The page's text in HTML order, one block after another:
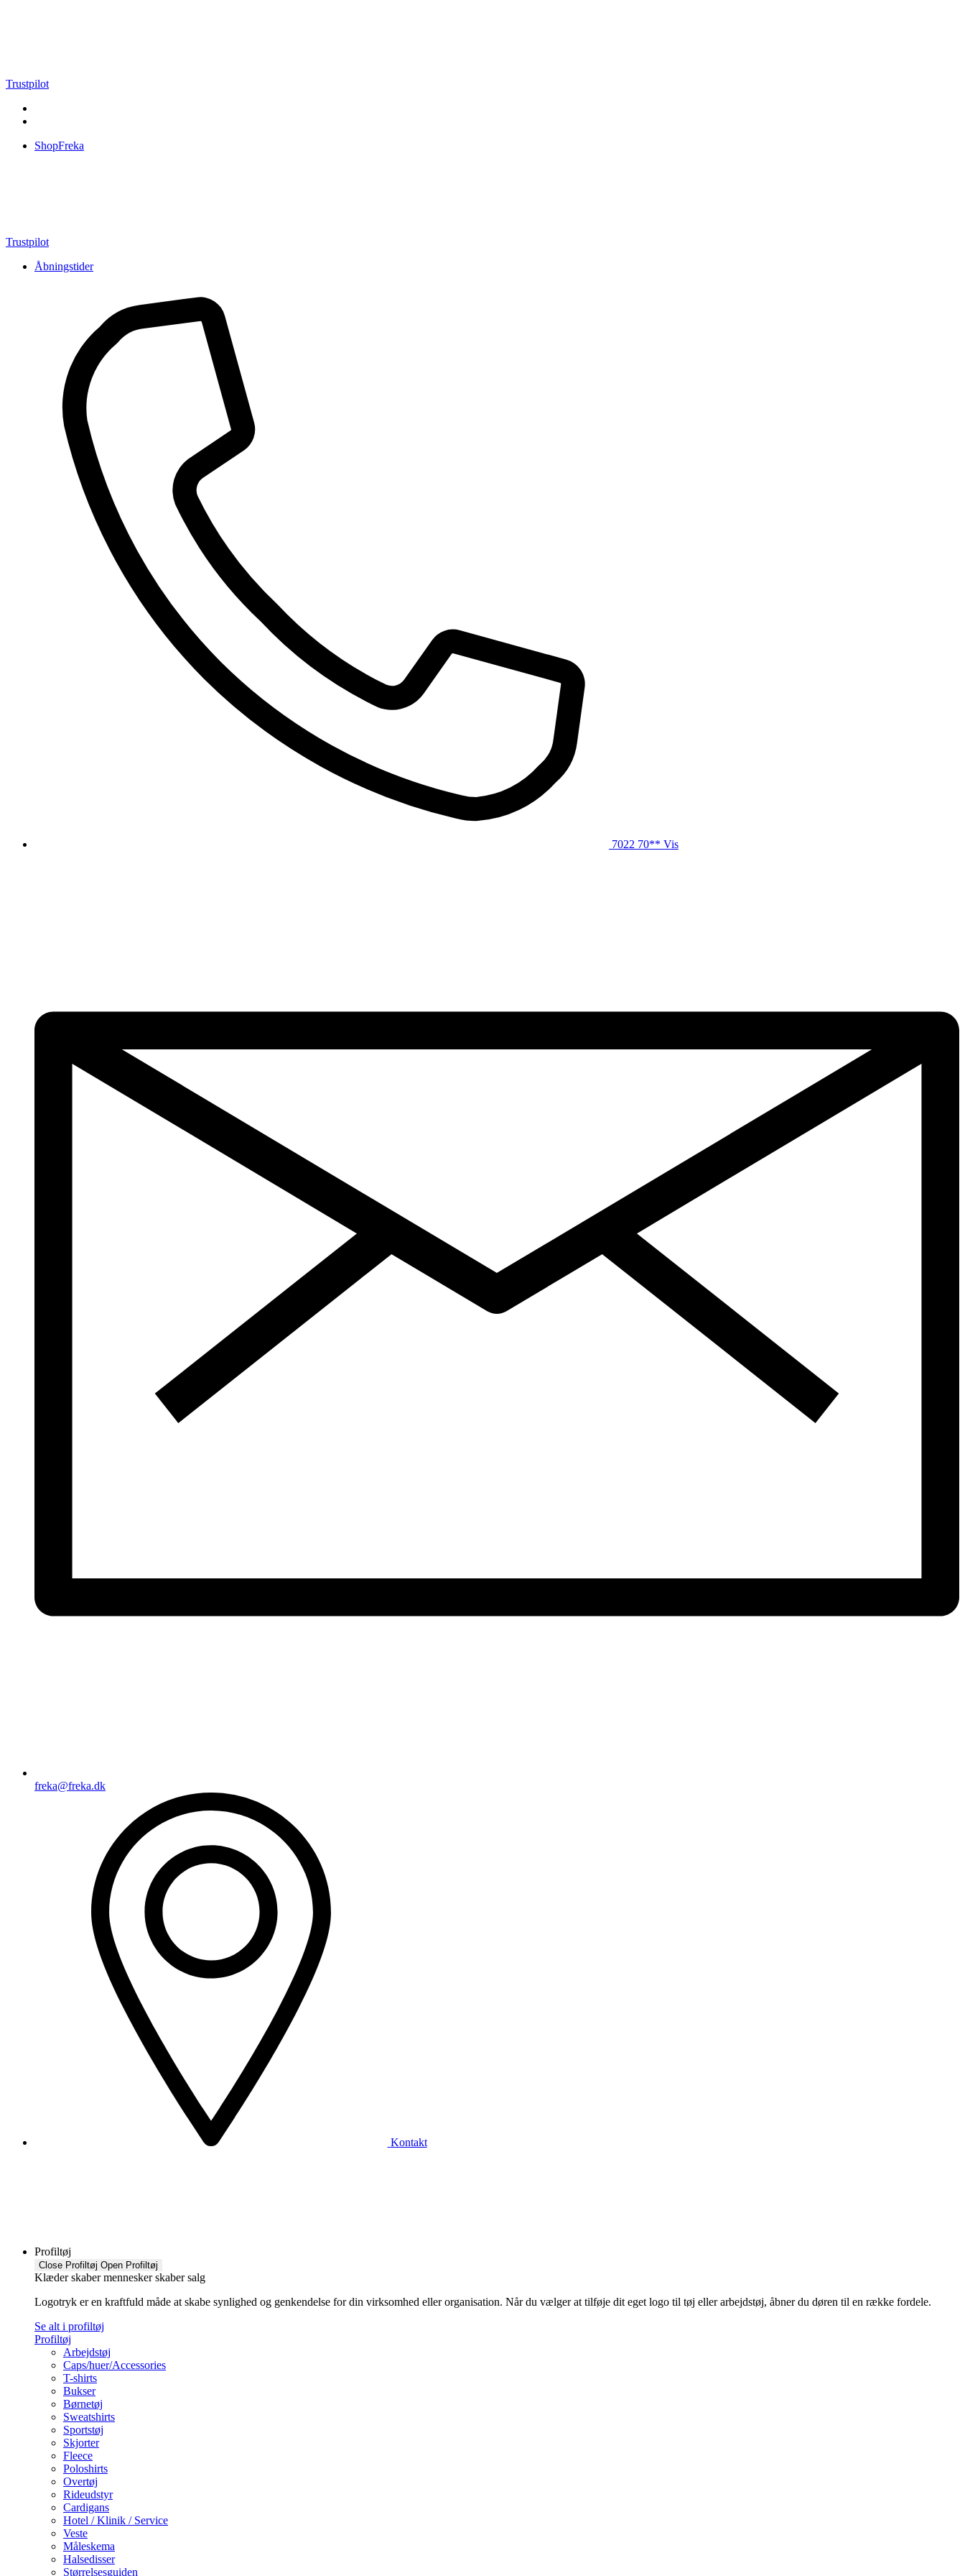
Trustpilot
ShopFreka
Trustpilot
Åbningstider
7022 70** Vis
freka@freka.dk
Kontakt
Profiltøj
Close Profiltøj Open Profiltøj
Klæder skaber mennesker skaber salg
Logotryk er en kraftfuld måde at skabe synlighed og genkendelse for din virksomhed eller organisation. Når du vælger at tilføje dit eget logo til tøj eller arbejdstøj, åbner du døren til en række fordele.
Se alt i profiltøj
Profiltøj
Arbejdstøj
Caps/huer/Accessories
T-shirts
Bukser
Børnetøj
Sweatshirts
Sportstøj
Skjorter
Fleece
Poloshirts
Overtøj
Rideudstyr
Cardigans
Hotel / Klinik / Service
Veste
Måleskema
Halsedisser
Størrelsesguiden